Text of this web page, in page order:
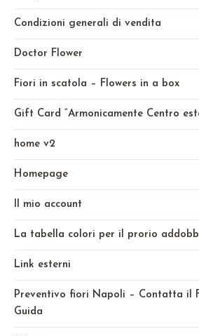
Condizioni generali di vendita
Doctor Flower
Fiori in scatola – Flowers in a box
Gift Card “Armonicamente Centro
home v2
Homepage
Il mio account
La tabella colori per il prorio
Link esterni
Preventivo fiori Napoli – Contatta il
Guida